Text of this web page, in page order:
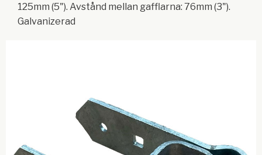
125mm (5"). Avstånd mellan gafflarna: 76mm (3").
Galvanizerad